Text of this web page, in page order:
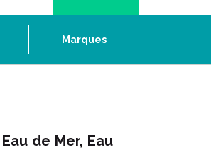
Marques
de Mer, Eau